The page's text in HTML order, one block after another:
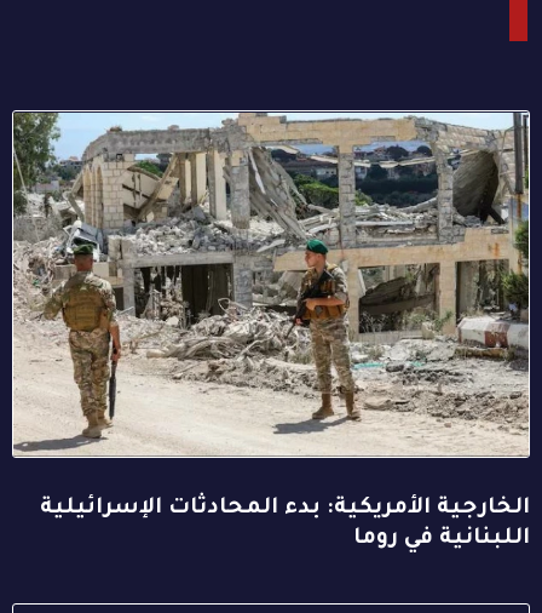
الخارجية الأمريكية: بدء المحادثات الإسرائيلية
اللبنانية في روما